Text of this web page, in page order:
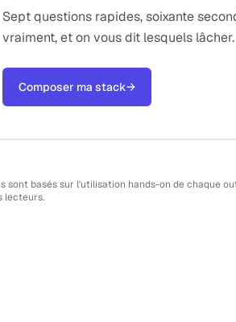
Sept questions rapides, soixante
vraiment, et on vous dit lesquels lâcher.
Composer ma stack→
sont basés sur l'utilisation hands-on de chaque
lecteurs.